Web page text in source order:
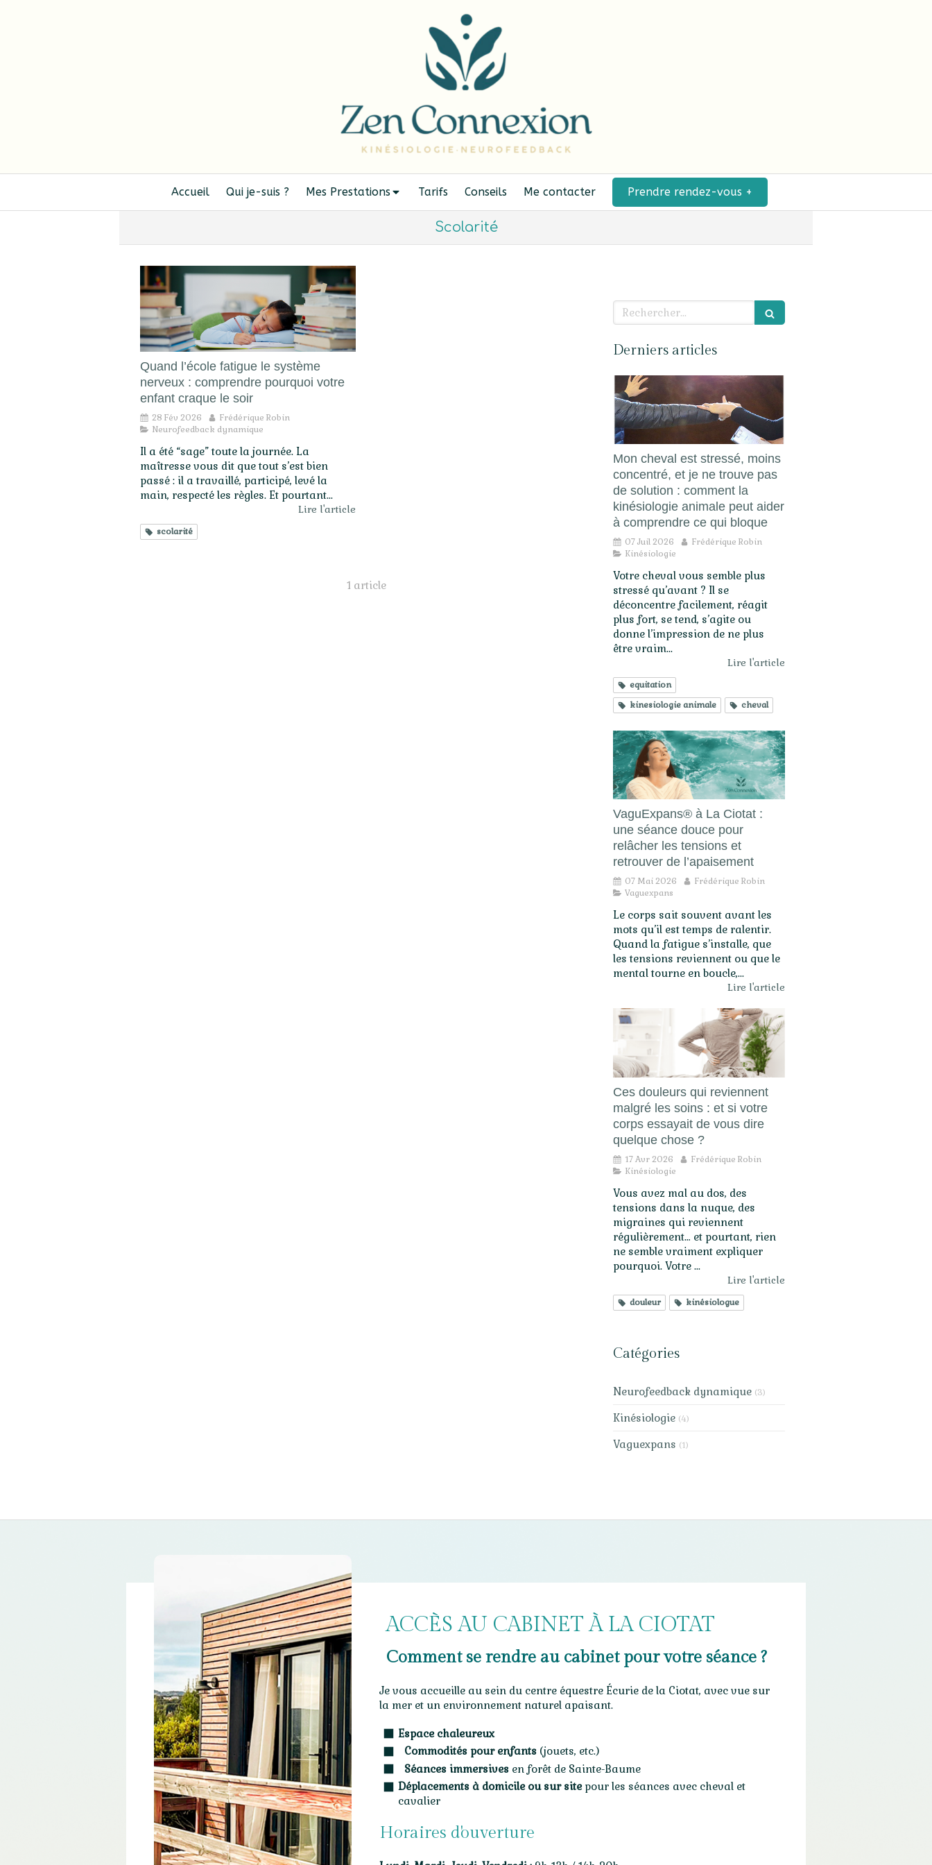
Accueil Qui je-suis ? Mes Prestations Tarifs Conseils Me contacter Prendre rendez-vous +
Scolarité
Quand l’école fatigue le système
nerveux : comprendre pourquoi votre
enfant craque le soir
28 Fév 2026
Frédérique Robin
Neurofeedback dynamique
Il a été “sage” toute la journée. La
maîtresse vous dit que tout s’est bien
passé : il a travaillé, participé, levé la
main, respecté les règles. Et pourtant...
Lire l'article
scolarité
1 article
Rechercher
Derniers articles
Mon cheval est stressé, moins
concentré, et je ne trouve pas
de solution : comment la
kinésiologie animale peut aider
à comprendre ce qui bloque
07 Juil 2026
Frédérique Robin
Kinésiologie
Votre cheval vous semble plus
stressé qu’avant ? Il se
déconcentre facilement, réagit
plus fort, se tend, s’agite ou
donne l’impression de ne plus
être vraim...
Lire l'article
equitation
kinesiologie animale
cheval
VaguExpans® à La Ciotat :
une séance douce pour
relâcher les tensions et
retrouver de l’apaisement
07 Mai 2026
Frédérique Robin
Vaguexpans
Le corps sait souvent avant les
mots qu’il est temps de ralentir.
Quand la fatigue s’installe, que
les tensions reviennent ou que le
mental tourne en boucle,...
Lire l'article
Ces douleurs qui reviennent
malgré les soins : et si votre
corps essayait de vous dire
quelque chose ?
17 Avr 2026
Frédérique Robin
Kinésiologie
Vous avez mal au dos, des
tensions dans la nuque, des
migraines qui reviennent
régulièrement… et pourtant, rien
ne semble vraiment expliquer
pourquoi. Votre ...
Lire l'article
douleur kinésiologue
Catégories
Neurofeedback dynamique (3)
Kinésiologie (4)
Vaguexpans (1)
ACCÈS AU CABINET À LA CIOTAT
Comment se rendre au cabinet pour votre séance ?
Je vous accueille au sein du centre équestre Écurie de la Ciotat, avec vue sur
la mer et un environnement naturel apaisant.
Espace chaleureux
Commodités pour enfants (jouets, etc.)
Séances immersives en forêt de Sainte-Baume
Déplacements à domicile ou sur sitepour les séances avec cheval et
cavalier
Horaires d'ouverture